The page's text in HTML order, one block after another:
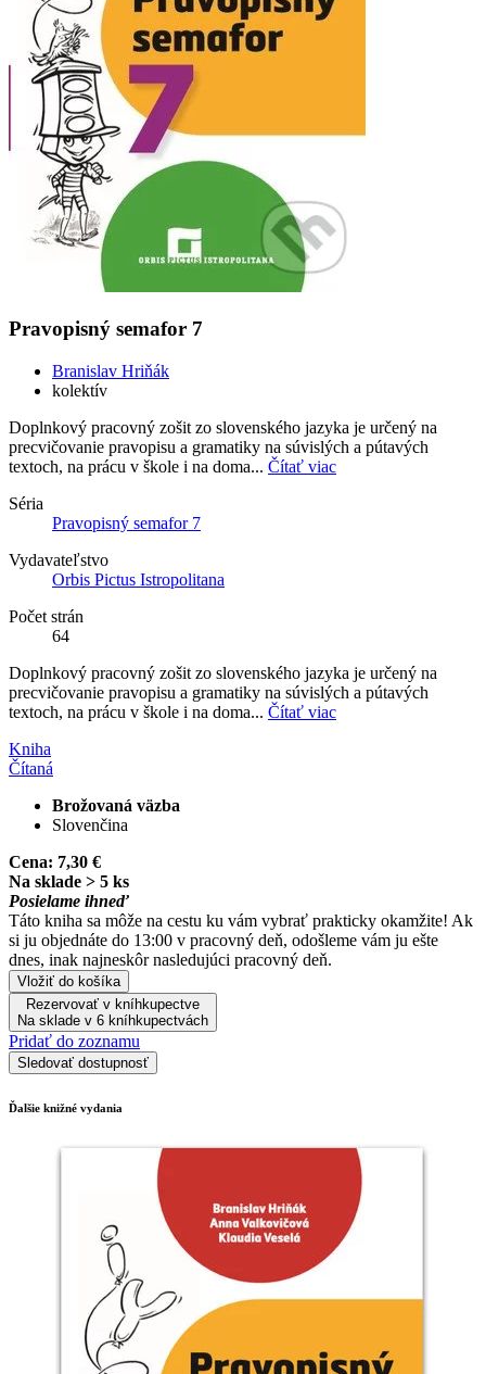
Pravopisný semafor 7
Branislav Hriňák
kolektív
Doplnkový pracovný zošit zo slovenského jazyka je určený na
precvičovanie pravopisu a gramatiky na súvislých a pútavých
textoch, na prácu v škole i na doma... Čítať viac
Séria
Pravopisný semafor 7
Vydavateľstvo
Orbis Pictus Istropolitana
Počet strán
64
Doplnkový pracovný zošit zo slovenského jazyka je určený na
precvičovanie pravopisu a gramatiky na súvislých a pútavých
textoch, na prácu v škole i na doma... Čítať viac
Kniha
Čítaná
Brožovaná väzba
Slovenčina
Cena: 7,30 €
Na sklade > 5 ks
Posielame ihneď
Táto kniha sa môže na cestu ku vám vybrať prakticky okamžite! Ak
si ju objednáte do 13:00 v pracovný deň, odošleme vám ju ešte
dnes, inak najneskôr nasledujúci pracovný deň.
Vložiť do košíka
Rezervovať v kníhkupectve
Na sklade v 6 kníhkupectvách
Pridať do zoznamu
Sledovať dostupnosť
Ďalšie knižné vydania